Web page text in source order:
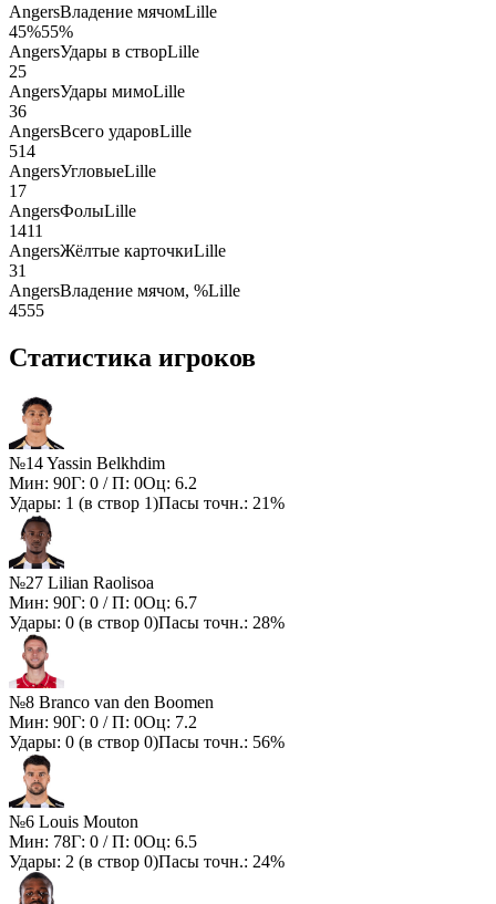
AngersВладение мячомLille
45%55%
AngersУдары в створLille
25
AngersУдары мимоLille
36
AngersВсего ударовLille
514
AngersУгловыеLille
1 7
AngersФолыLille
1411
AngersЖёлтые карточкиLille
31
AngersВладение мячом, %Lille
4555
Статистика игроков
№14 Yassin Belkhdim
Мин: 90Г: 0 / П: 0Оц: 6.2
Удары: 1 (в створ 1)Пасы точн.: 21%
№27 Lilian Raolisoa
Мин: 90Г: 0 / П: 0Оц: 6.7
Удары: 0 (в створ 0)Пасы точн.: 28%
№8 Branco van den Boomen
Мин: 90Г: 0 / П: 0Оц: 7.2
Удары: 0 (в створ 0)Пасы точн.: 56%
№6 Louis Mouton
Мин: 78Г: 0 / П: 0Оц: 6.5
Удары: 2 (в створ 0)Пасы точн.: 24%